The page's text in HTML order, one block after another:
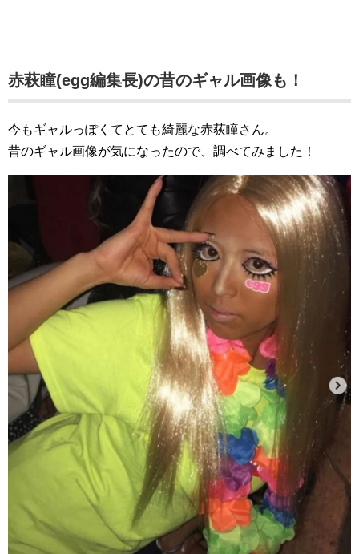
赤萩瞳(egg編集長)の昔のギャル画像も！
今もギャルっぽくてとても綺麗な赤荻瞳さん。
昔のギャル画像が気になったので、調べてみました！